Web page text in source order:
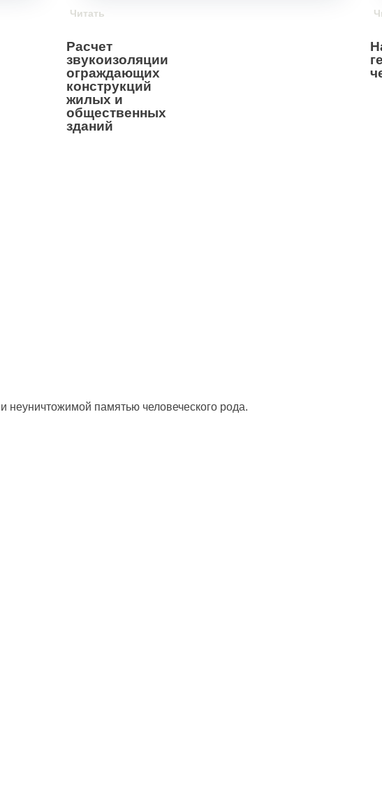
Расчет
звукоизоляции
ограждающих
конструкций
жилых и
общественных
зданий
Читать
неуничтожимой памятью человеческого рода.